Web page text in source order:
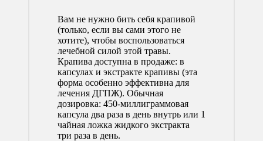
Вам не нужно бить себя крапивой
(только, если вы сами этого не
хотите), чтобы воспользоваться
лечебной силой этой травы.
Крапива доступна в продаже: в
капсулах и экстракте крапивы (эта
форма особенно эффективна для
лечения ДГПЖ). Обычная
дозировка: 450-миллиграммовая
капсула два раза в день внутрь или 1
чайная ложка жидкого экстракта
три раза в день.